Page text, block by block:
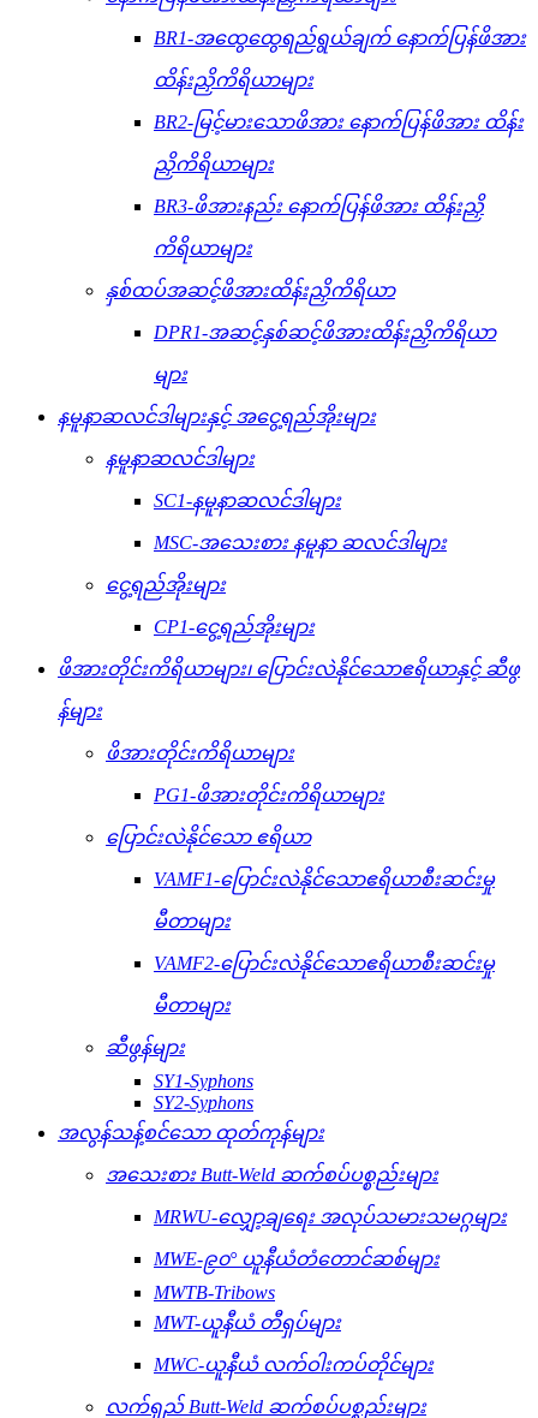
BR1-အထွေထွေရည်ရွယ်ချက် နောက်ပြန်ဖိအား
ထိန်းညှိကိရိယာများ
BR2-မြင့်မားသောဖိအား နောက်ပြန်ဖိအား ထိန်း
ညှိကိရိယာများ
BR3-ဖိအားနည်း နောက်ပြန်ဖိအား ထိန်းညှိ
ကိရိယာများ
နှစ်ထပ်အဆင့်ဖိအားထိန်းညှိကိရိယာ
DPR1-အဆင့်နှစ်ဆင့်ဖိအားထိန်းညှိကိရိယာ
များ
နမူနာဆလင်ဒါများနှင့် အငွေ့ရည်အိုးများ
နမူနာဆလင်ဒါများ
SC1-နမူနာဆလင်ဒါများ
MSC-အသေးစား နမူနာ ဆလင်ဒါများ
ငွေ့ရည်အိုးများ
CP1-ငွေ့ရည်အိုးများ
ဖိအားတိုင်းကိရိယာများ၊ ပြောင်းလဲနိုင်သောဧရိယာနှင့် ဆီဖွ
န်များ
ဖိအားတိုင်းကိရိယာများ
PG1-ဖိအားတိုင်းကိရိယာများ
ပြောင်းလဲနိုင်သော ဧရိယာ
VAMF1-ပြောင်းလဲနိုင်သောဧရိယာစီးဆင်းမှု
မီတာများ
VAMF2-ပြောင်းလဲနိုင်သောဧရိယာစီးဆင်းမှု
မီတာများ
ဆီဖွန်များ
SY1-Syphons
SY2-Syphons
အလွန်သန့်စင်သော ထုတ်ကုန်များ
အသေးစား Butt-Weld ဆက်စပ်ပစ္စည်းများ
MRWU-လျှော့ချရေး အလုပ်သမားသမဂ္ဂများ
MWE-၉၀° ယူနီယံတံတောင်ဆစ်များ
MWTB-Tribows
MWT-ယူနီယံ တီရှပ်များ
MWC-ယူနီယံ လက်ဝါးကပ်တိုင်များ
လက်ရှည် Butt-Weld ဆက်စပ်ပစ္စည်းများ